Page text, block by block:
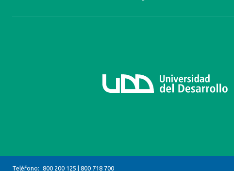
Teléfono: 800 200 125 800 718 700